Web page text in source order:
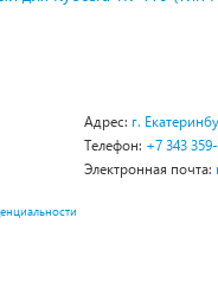
Адрес: г.
Телефон: +7 343
Электронная почта: